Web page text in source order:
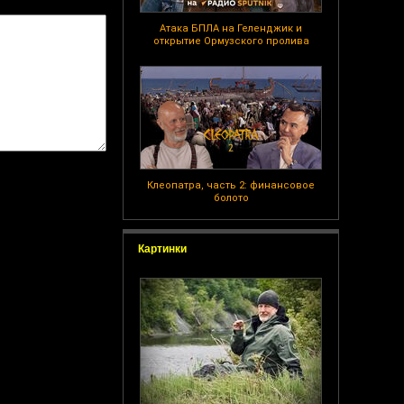
Атака БПЛА на Геленджик и
открытие Ормузского пролива
Клеопатра, часть 2: финансовое
болото
Картинки